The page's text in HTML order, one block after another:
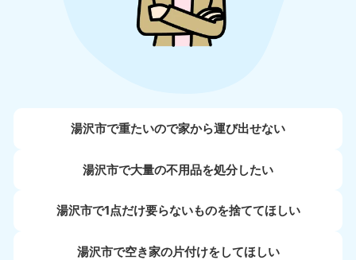
湯沢市で重たいので家から運び出せない
湯沢市で大量の不用品を処分したい
湯沢市で1点だけ要らないものを捨ててほしい
湯沢市で空き家の片付けをしてほしい